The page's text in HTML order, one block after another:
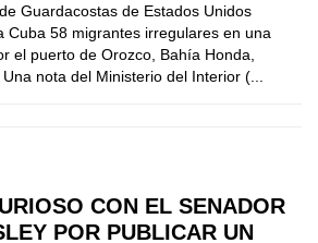
Guardacostas de Estados Unidos
Cuba 58 migrantes irregulares en una
el puerto de Orozco, Bahía Honda,
nota del Ministerio del Interior (...
CON EL SENADOR
POR PUBLICAR UN